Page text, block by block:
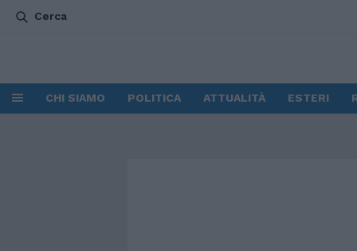
Cerca
CHI SIAMO POLITICA ATTUALITÀ ESTERI